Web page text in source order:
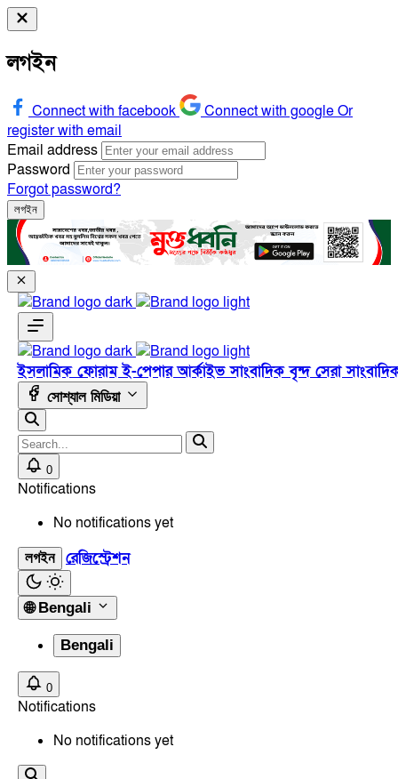
লগইন
Connect with facebook Connect with googleOr
register with email
Email address
Password
Forgot password?
লগইন
ইসলামিক ফোরামই-পেপারআর্কাইভসাংবাদিক বৃন্দসেরা
সোশ্যাল মিডিয়া
0
Notifications
No notifications yet
লগইন রেজিস্ট্রেশন
🌐 Bengali
Bengali
0
Notifications
No notifications yet